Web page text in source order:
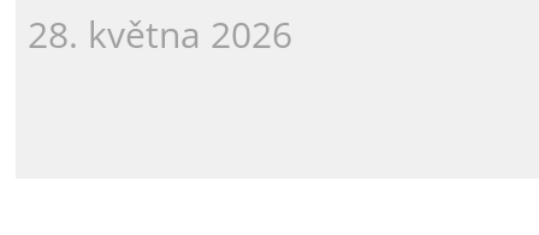
28. května 2026